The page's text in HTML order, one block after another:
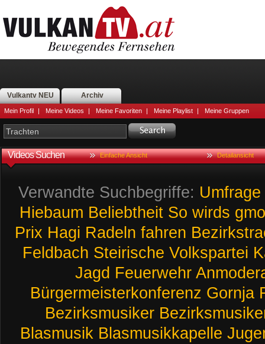
Vulkantv NEU Archiv
Mein Profil | Meine Videos | Meine Favoriten | Meine Playlist | Meine Gruppen
Videos Suchen Einfache Ansicht Detailansicht
Verwandte Suchbegriffe: Umfrage
Hiebaum Beliebtheit So wirds
Prix Hagi Radeln fahren
Feldbach Steirische Volkspartei
Jagd Feuerwehr
Bürgermeisterkonferenz Gornja
Bezirksmusiker
Blasmusik Blasmusikkapelle